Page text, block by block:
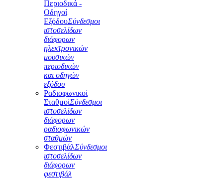
Περιοδικά -
Οδηγοί
ΕξόδουΣύνδεσμοι
ιστοσελίδων
διάφορων
ηλεκτρονικών
μουσικών
περιοδικών
και οδηγών
εξόδου
Ραδιοφωνικοί
ΣταθμοίΣύνδεσμοι
ιστοσελίδων
διάφορων
ραδιοφωνικών
σταθμών
ΦεστιβάλΣύνδεσμοι
ιστοσελίδων
διάφορων
φεστιβάλ